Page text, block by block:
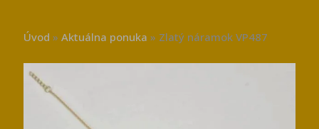
Úvod »Aktuálna ponuka » Zlatý náramok VP487